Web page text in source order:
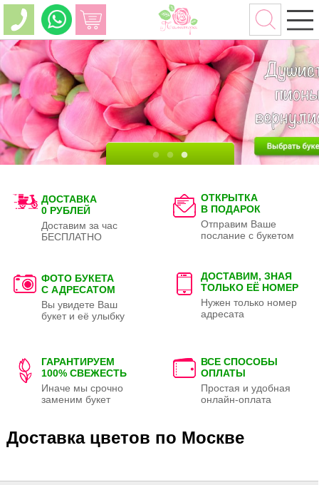
ДОСТАВКА
0 РУБЛЕЙ
Доставим за час
БЕСПЛАТНО
ОТКРЫТКА
В ПОДАРОК
Отправим Ваше
послание с букетом
ФОТО БУКЕТА
С АДРЕСАТОМ
Вы увидете Ваш
букет и её улыбку
ДОСТАВИМ, ЗНАЯ
ТОЛЬКО ЕЁ НОМЕР
Нужен только номер
адресата
ГАРАНТИРУЕМ
100% СВЕЖЕСТЬ
Иначе мы срочно
заменим букет
ВСЕ СПОСОБЫ
ОПЛАТЫ
Простая и удобная
онлайн-оплата
Доставка цветов по Москве